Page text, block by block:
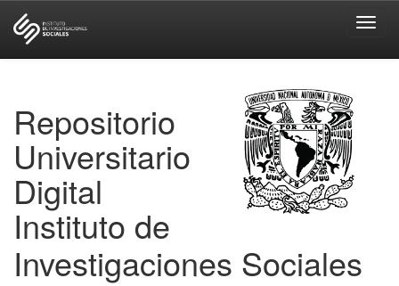
Repositorio
Universitario
Digital
Instituto de
Investigaciones Sociales